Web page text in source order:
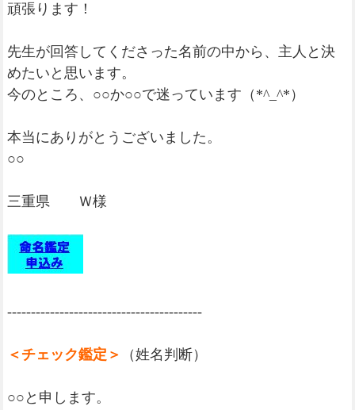
頑張ります！
先生が回答してくださった名前の中から、主人と決
めたいと思います。
今のところ、○○か○○で迷っています（*^_^*）
本当にありがとうございました。
○○
三重県 Ｗ様
-----------------------------------------
＜チェック鑑定＞ （姓名判断）
○○と申します。